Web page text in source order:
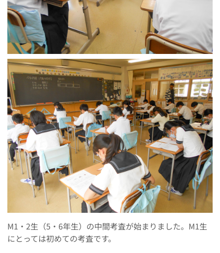
M1 ・ 2生（5 ・ 6年生）の中間考査が始まりました。 M1生
にとっては初めての考査です。